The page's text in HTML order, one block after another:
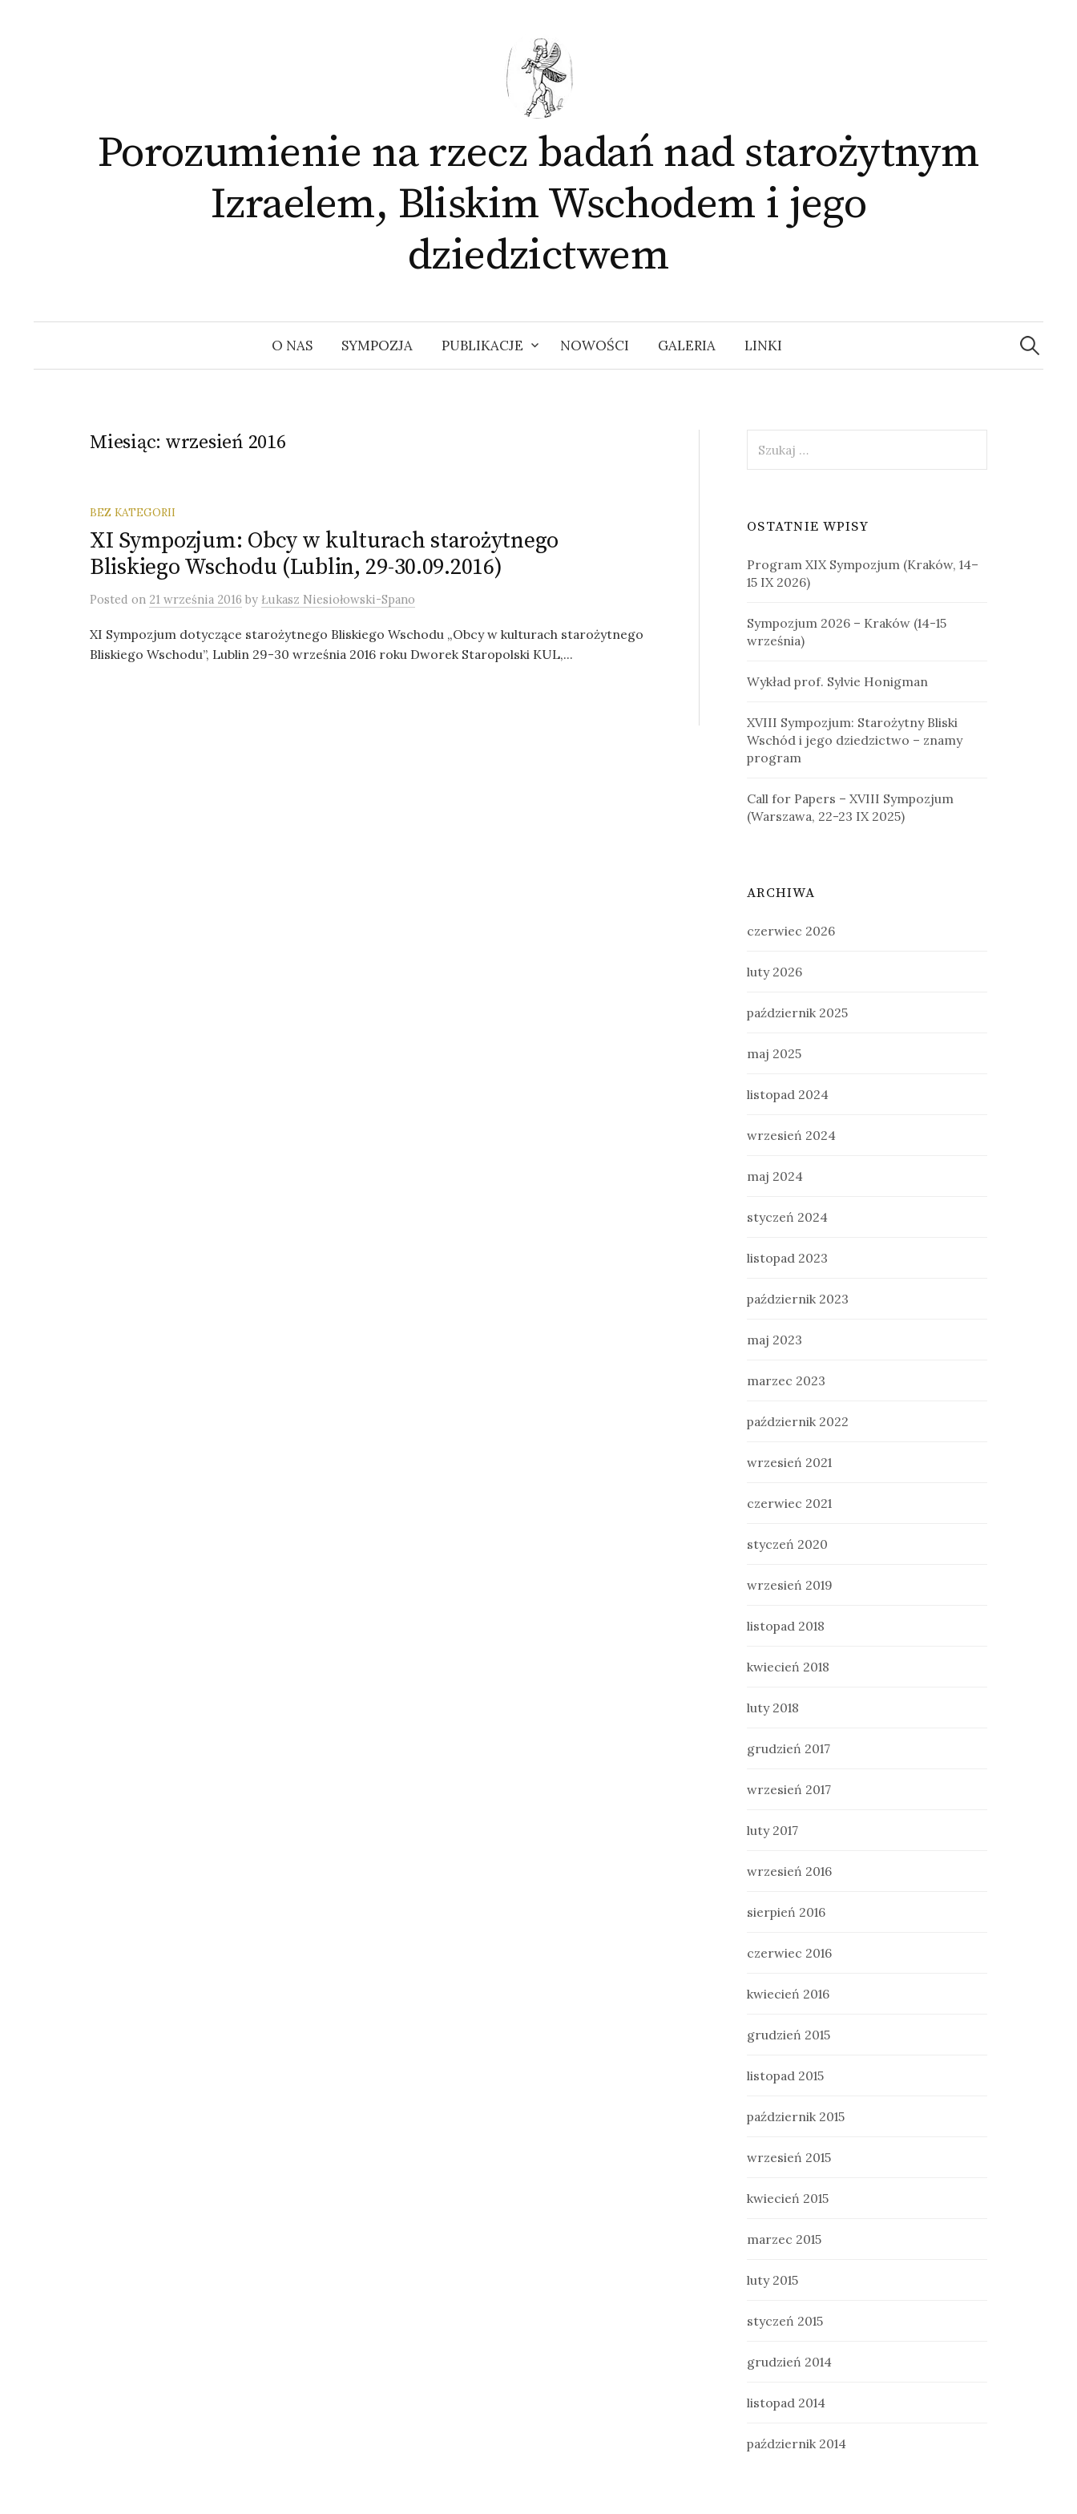
Porozumienie na rzecz badań nad starożytnym
Izraelem, Bliskim Wschodem i jego
dziedzictwem
O NAS SYMPOZJA PUBLIKACJE NOWOŚCI GALERIA LINKI
Szukaj:
Miesiąc: wrzesień 2016
BEZ KATEGORII
XI Sympozjum: Obcy w kulturach starożytnego
Bliskiego Wschodu (Lublin, 29-30.09.2016)
Posted on 21 września 2016 by Łukasz Niesiołowski-Spano
XI Sympozjum dotyczące starożytnego Bliskiego Wschodu „Obcy w kulturach starożytnego
Bliskiego Wschodu”, Lublin 29-30 września 2016 roku Dworek Staropolski KUL,...
OSTATNIE WPISY
Program XIX Sympozjum (Kraków, 14–
15 IX 2026)
Sympozjum 2026 – Kraków (14-15
września)
Wykład prof. Sylvie Honigman
XVIII Sympozjum: Starożytny Bliski
Wschód i jego dziedzictwo – znamy
program
Call for Papers – XVIII Sympozjum
(Warszawa, 22-23 IX 2025)
ARCHIWA
czerwiec 2026
luty 2026
październik 2025
maj 2025
listopad 2024
wrzesień 2024
maj 2024
styczeń 2024
listopad 2023
październik 2023
maj 2023
marzec 2023
październik 2022
wrzesień 2021
czerwiec 2021
styczeń 2020
wrzesień 2019
listopad 2018
kwiecień 2018
luty 2018
grudzień 2017
wrzesień 2017
luty 2017
wrzesień 2016
sierpień 2016
czerwiec 2016
kwiecień 2016
grudzień 2015
listopad 2015
październik 2015
wrzesień 2015
kwiecień 2015
marzec 2015
luty 2015
styczeń 2015
grudzień 2014
listopad 2014
październik 2014